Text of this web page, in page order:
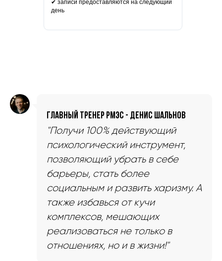
✔ записи предоставляются на следующий
день
главный тренер РМЭС - Денис Шальнов
"Получи 100% действующий
психологический инструмент,
позволяющий убрать в себе
барьеры, стать более
социальным и развить харизму. А
также избавься от кучи
комплексов, мешающих
реализоваться не только в
отношениях, но и в жизни!"